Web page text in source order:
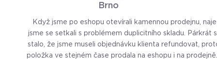
Brno
Když jsme po eshopu otevírali kamennou prodejnu,
jsme se setkali s problémem duplicitního skladu. Párkrát
stalo, že jsme museli objednávku klienta refundovat,
položka ve stejném čase prodala na eshopu i na